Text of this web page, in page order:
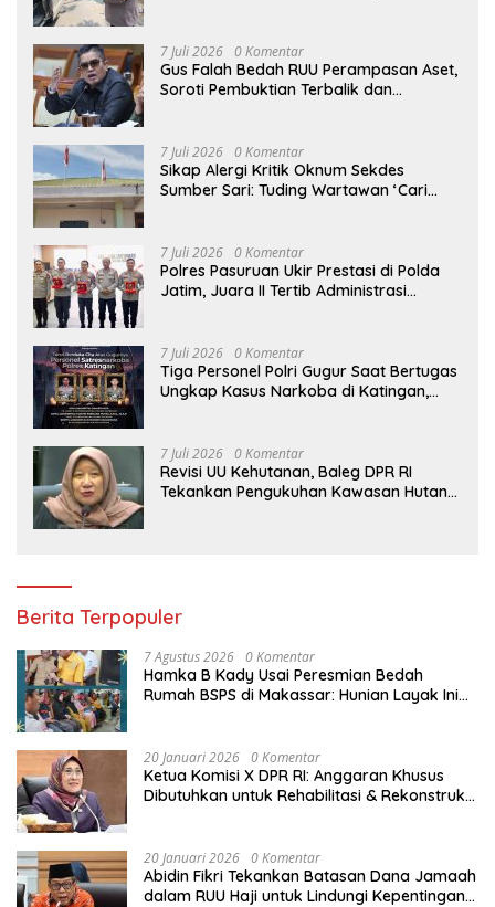
7 Juli 2026 0 Komentar
Gus Falah Bedah RUU Perampasan Aset,
Soroti Pembuktian Terbalik dan
7 Juli 2026 0 Komentar
Sikap Alergi Kritik Oknum Sekdes
Sumber Sari: Tuding Wartawan ‘Cari
CETAR yang Diduga Mandek
7 Juli 2026 0 Komentar
Polres Pasuruan Ukir Prestasi di Polda
Jatim, Juara II Tertib Administrasi
7 Juli 2026 0 Komentar
Tiga Personel Polri Gugur Saat Bertugas
Ungkap Kasus Narkoba di Katingan,
7 Juli 2026 0 Komentar
Revisi UU Kehutanan, Baleg DPR RI
Tekankan Pengukuhan Kawasan Hutan
Berita Terpopuler
7 Agustus 2026 0 Komentar
Hamka B Kady Usai Peresmian Bedah
Rumah BSPS di Makassar: Hunian Layak Ini
20 Januari 2026 0 Komentar
Ketua Komisi X DPR RI: Anggaran Khusus
Dibutuhkan untuk Rehabilitasi & Rekonstruksi
20 Januari 2026 0 Komentar
Abidin Fikri Tekankan Batasan Dana Jamaah
dalam RUU Haji untuk Lindungi Kepentingan